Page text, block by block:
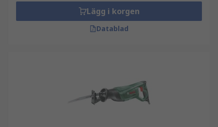
Lägg i korgen
Datablad